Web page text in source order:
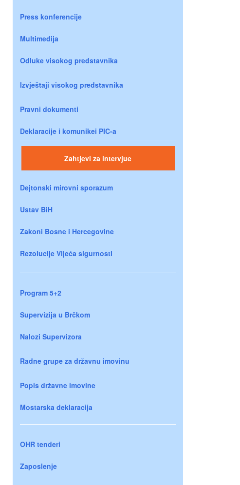
Press konferencije
Multimedija
Odluke visokog predstavnika
Izvještaji visokog predstavnika
Pravni dokumenti
Deklaracije i komunikei PIC-a
Zahtjevi za intervjue
Dejtonski mirovni sporazum
Ustav BiH
Zakoni Bosne i Hercegovine
Rezolucije Vijeća sigurnosti
Program 5+2
Supervizija u Brčkom
Nalozi Supervizora
Radne grupe za državnu imovinu
Popis državne imovine
Mostarska deklaracija
OHR tenderi
Zaposlenje